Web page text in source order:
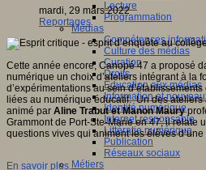
Lecture
Programmation
Médias
Compétences
Culture des médias
Curation
Droits
Education aux médias
Information et
Identité numérique
Internet responsable
Littératie numérique
Publication
Réseaux sociaux
Métiers
mardi, 29 mars 2022
Reportages
Cette année encore, Canopé 47 a proposé
numérique un choix d’ateliers intégrant à la
d’expérimentations au sein
liées au numérique éducatif. Un des
animé par Aline Trabut et Manon Maury
Grammont de Port-Ste-Marie en 47, il relate
questions vives qui animent les élèves
En savoir plus...